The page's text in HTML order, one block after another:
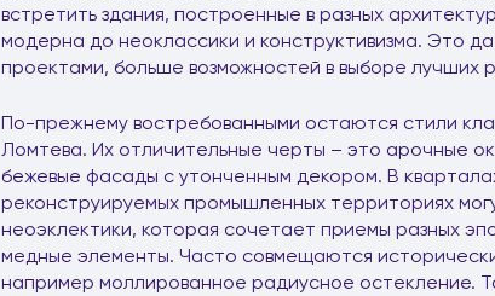
встретить здания, построенные в разных
модерна до неоклассики и конструктивизма. Это
проектами, больше возможностей в выборе лучших
По-прежнему востребованными остаются стили
Ломтева. Их отличительные черты – это арочные
бежевые фасады с утонченным декором. В
реконструируемых промышленных территориях
неоэклектики, которая сочетает приемы разных
медные элементы. Часто совмещаются
например моллированное радиусное остекление.